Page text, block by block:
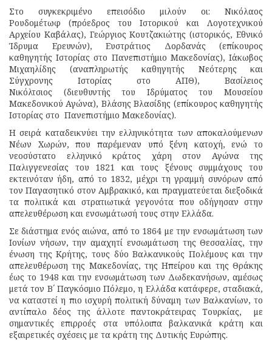
Στο συγκεκριμένο επεισόδιο μιλούν οι: Νικόλαος
Ρουδομέτωφ (πρόεδρος του Ιστορικού και Λογοτεχνικού
Αρχείου Καβάλας), Γεώργιος Κουτζακιώτης (ιστορικός, Εθνικό
Ίδρυμα Ερευνών), Ευστράτιος Δορδανάς (επίκουρος
καθηγητής Ιστορίας στο Πανεπιστήμιο Μακεδονίας), Ιάκωβος
Μιχαηλίδης (αναπληρωτής καθηγητής Νεότερης και
Σύγχρονης Ιστορίας στο ΑΠΘ), Βασίλειος
Νικόλτσιος (διευθυντής του Ιδρύματος του Μουσείου
Μακεδονικού Αγώνα), Βλάσης Βλασίδης (επίκουρος καθηγητής
Ιστορίας στο Πανεπιστήμιο Μακεδονίας).
Η σειρά καταδεικνύει την ελληνικότητα των αποκαλούμενων
Νέων Χωρών, που παρέμεναν υπό ξένη κατοχή, ενώ το
νεοσύστατο ελληνικό κράτος χάρη στον Αγώνα της
Παλιγγενεσίας του 1821 και τους ξένους συμμάχους του
εκτεινόταν ήδη, από το 1832, μέχρι τη γραμμή συνόρων από
τον Παγασητικό στον Αμβρακικό, και πραγματεύεται διεξοδικά
τα πολιτικά και στρατιωτικά γεγονότα που οδήγησαν στην
απελευθέρωση και ενσωμάτωσή τους στην Ελλάδα.
Σε διάστημα ενός αιώνα, από το 1864 με την ενσωμάτωση των
Ιονίων νήσων, την αμαχητί ενσωμάτωση της Θεσσαλίας, την
ένωση της Κρήτης, τους δύο Βαλκανικούς Πολέμους και την
απελευθέρωση της Μακεδονίας, της Ηπείρου και της Θράκης
έως το 1948 και την ενσωμάτωση των Δωδεκανήσων, αμέσως
μετά τον Β΄ Παγκόσμιο Πόλεμο, η Ελλάδα κατάφερε, σταδιακά,
να καταστεί η πιο ισχυρή πολιτική δύναμη των Βαλκανίων, το
αντίπαλο δέος της άλλοτε παντοκράτειρας Τουρκίας, με
σημαντικές επιρροές στα υπόλοιπα βαλκανικά κράτη και
εξαιρετικές σχέσεις με τα κράτη της Δυτικής Ευρώπης.